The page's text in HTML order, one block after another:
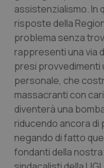
Quotidiano
Quotidiano
Quotidiano
Quotidiano
Rene &
assistenzialismo. In
risposte della
problema senza
rappresenti una via
presi provvedimenti
personale, che
massacranti con
diventerà una
riducendo ancora di
negando di fatto
fondanti della